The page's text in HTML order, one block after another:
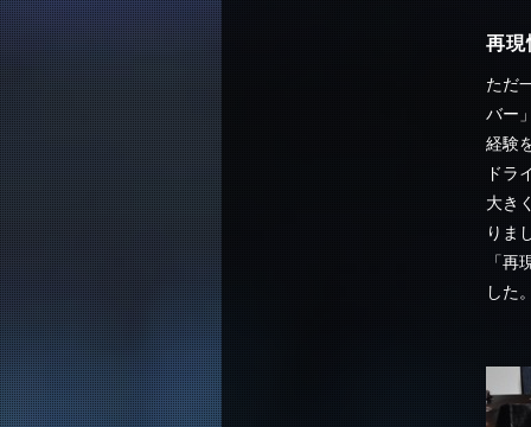
再現
ただ
バー
経験
ドラ
大き
りま
「
した